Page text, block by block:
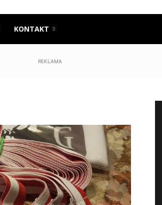
KONTAKT
REKLAMA